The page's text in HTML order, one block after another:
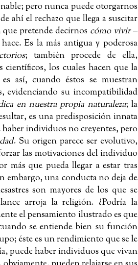
pero nunca puede otorgarnos
ahí el rechazo que llega a suscitar
pretende decirnos cómo vivir‒
Es la más antigua y poderosa
; también procede de ella,
los cuales hacen que la
así, cuando éstos se muestran
evidenciando su incompatibilidad
en nuestra propia naturaleza; la
esuna predisposición innata
haber individuos no creyentes, pero
. Su origen parece ser evolutivo,
las motivaciones del individuo
más que pueda llegar a estar tras
embargo, una conducta no deja de
son mayores de los que se
arroja la religión. ¿Podría la
el pensamiento ilustrado es que
se entiende bien su función
éste es un rendimiento que se le
puede haber individuos que vivan